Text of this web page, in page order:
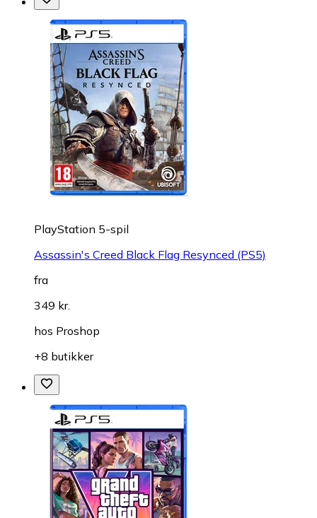
PlayStation 5-spil
Assassin's Creed Black Flag Resynced (PS5)
fra
349 kr.
hos Proshop
+8 butikker